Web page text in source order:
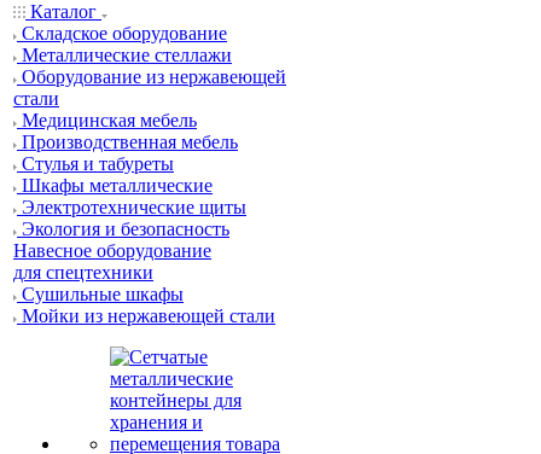
Каталог
Складское оборудование
Металлические стеллажи
Оборудование из нержавеющей
стали
Медицинская мебель
Производственная мебель
Стулья и табуреты
Шкафы металлические
Электротехнические щиты
Экология и безопасность
Навесное оборудование
для спецтехники
Сушильные шкафы
Мойки из нержавеющей стали